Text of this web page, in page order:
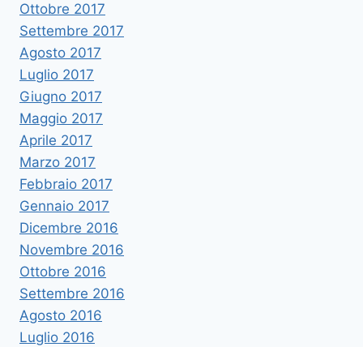
Ottobre 2017
Settembre 2017
Agosto 2017
Luglio 2017
Giugno 2017
Maggio 2017
Aprile 2017
Marzo 2017
Febbraio 2017
Gennaio 2017
Dicembre 2016
Novembre 2016
Ottobre 2016
Settembre 2016
Agosto 2016
Luglio 2016